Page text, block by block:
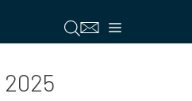
Menú